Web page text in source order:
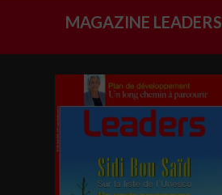
MAGAZINE LEADERS